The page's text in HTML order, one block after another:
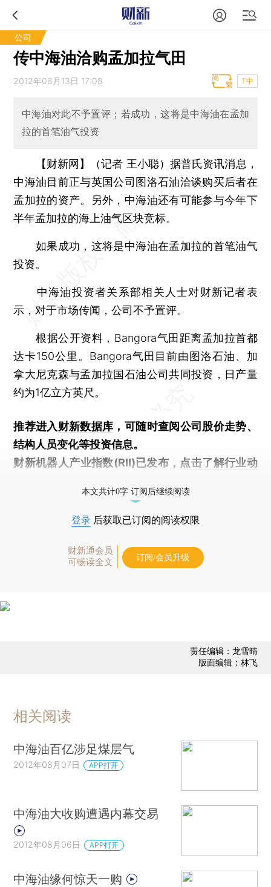
公司
传中海油洽购孟加拉气田
2012年08月13日 17:08 T中
中海油对此不予置评；若成功，这将是中海油在孟加
拉的首笔油气投资
【财新网】（记者 王小聪） 据普氏资讯消息，
中海油目前正与英国公司图洛石油洽谈购买后者在
孟加拉的资产。另外，中海油还有可能参与今年下
半年孟加拉的海上油气区块竞标。
如果成功，这将是中海油在孟加拉的首笔油气
投资。
中海油投资者关系部相关人士对财新记者表
示，对于市场传闻，公司不予置评。
根据公开资料，Bangora气田距离孟加拉首都
达卡150公里。Bangora气田目前由图洛石油、加
拿大尼克森与孟加拉国石油公司共同投资，日产量
约为1亿立方英尺。
推荐进入财新数据库 ，可随时查阅公司股价走势、
结构人员变化等投资信息。
财新机器人产业指数(RII)已发布， 点击了解行业动
本文共计0字 订阅后继续阅读
登录 后获取已订阅的阅读权限
财新通会员
可畅读全文
订阅/会员升级
责任编辑：龙雪晴
版面编辑：林飞
相关阅读
中海油百亿涉足煤层气
2012年08月07日 APP打开
中海油大收购遭遇内幕交易
2012年08月06日 APP打开
中海油缘何惊天一购